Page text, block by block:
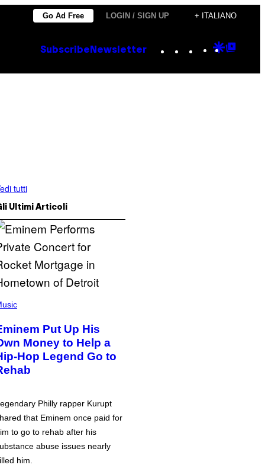
Go Ad Free LOGIN / SIGN UP + ITALIANO
Subscribe Newsletter Instagram
TikTok
YouTube
Google
tutti
Ultimi Articoli
Put Up His
Money to Help a
Hop Legend Go to
Philly rapper Kurupt
that Eminem once paid for
to go to rehab after his
abuse issues nearly
him.